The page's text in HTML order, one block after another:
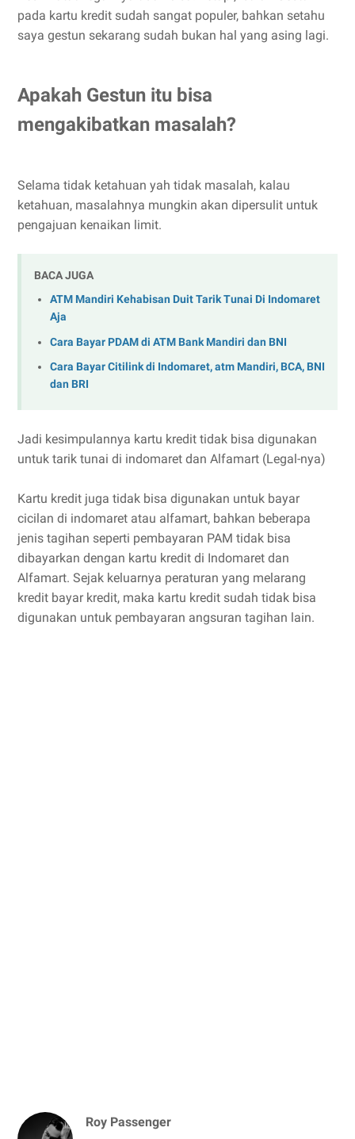
pada kartu kredit sudah sangat populer, bahkan setahu
saya gestun sekarang sudah bukan hal yang asing lagi.
Apakah Gestun itu bisa
mengakibatkan masalah?
Selama tidak ketahuan yah tidak masalah, kalau
ketahuan, masalahnya mungkin akan dipersulit untuk
pengajuan kenaikan limit.
BACA JUGA
ATM Mandiri Kehabisan Duit Tarik Tunai Di Indomaret
Aja
Cara Bayar PDAM di ATM Bank Mandiri dan BNI
Cara Bayar Citilink di Indomaret, atm Mandiri, BCA, BNI
dan BRI
Jadi kesimpulannya kartu kredit tidak bisa digunakan
untuk tarik tunai di indomaret dan Alfamart (Legal-nya)
Kartu kredit juga tidak bisa digunakan untuk bayar
cicilan di indomaret atau alfamart, bahkan beberapa
jenis tagihan seperti pembayaran PAM tidak bisa
dibayarkan dengan kartu kredit di Indomaret dan
Alfamart. Sejak keluarnya peraturan yang melarang
kredit bayar kredit, maka kartu kredit sudah tidak bisa
digunakan untuk pembayaran angsuran tagihan lain.
Roy Passenger